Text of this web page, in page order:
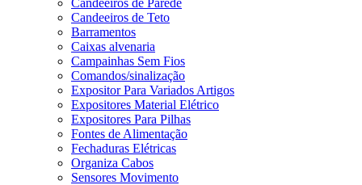
Candeeiros de Teto
Barramentos
Caixas alvenaria
Campainhas Sem Fios
Comandos/sinalização
Expositor Para Variados Artigos
Expositores Material Elétrico
Expositores Para Pilhas
Fontes de Alimentação
Fechaduras Elétricas
Organiza Cabos
Sensores Movimento